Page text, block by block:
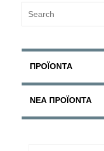
ΠΡΟΪΌΝΤΑ
ΝΈΑ ΠΡΟΪΌΝΤΑ